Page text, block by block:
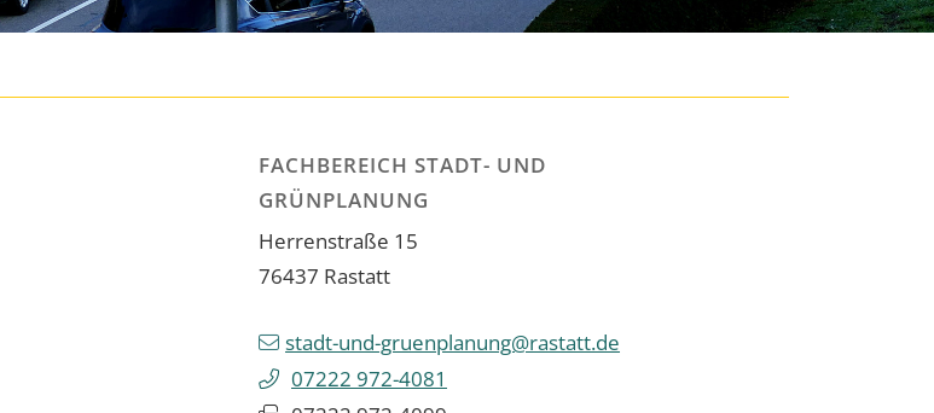
FACHBEREICH STADT- UND
GRÜNPLANUNG
Herrenstraße 15
76437 Rastatt
stadt-und-gruenplanung@rastatt.de
07222 972-4081